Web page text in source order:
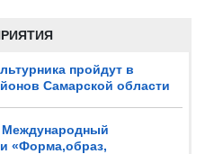
пройдут в
Самарской области
Международный
«Форма,образ,